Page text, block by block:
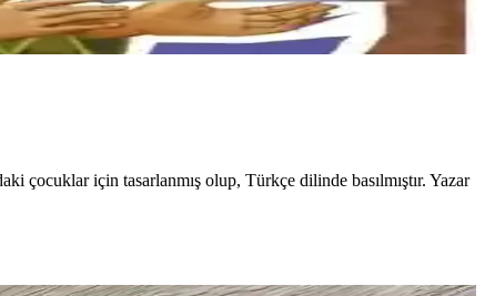
çocuklar için tasarlanmış olup, Türkçe dilinde basılmıştır. Yazar